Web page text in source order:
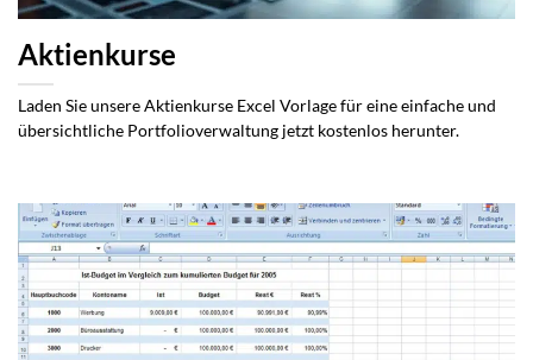
Aktienkurse
Laden Sie unsere Aktienkurse Excel Vorlage für eine einfache und
übersichtliche Portfolioverwaltung jetzt kostenlos herunter.